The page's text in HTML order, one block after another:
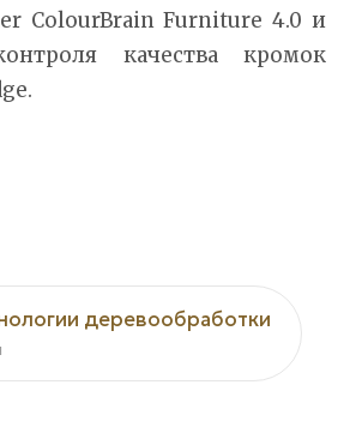
ColourBrain Furniture 4.0 и
качества кромок
деревообработки